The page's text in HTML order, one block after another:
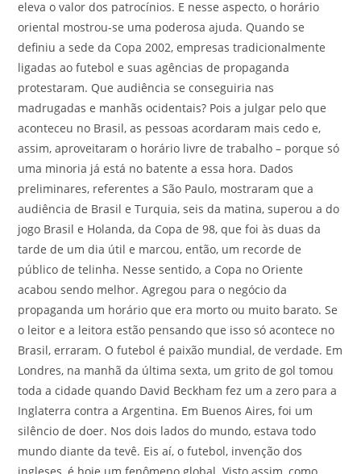
eleva o valor dos patrocínios. E nesse aspecto, o horário
oriental mostrou-se uma poderosa ajuda. Quando se
definiu a sede da Copa 2002, empresas tradicionalmente
ligadas ao futebol e suas agências de propaganda
protestaram. Que audiência se conseguiria nas
madrugadas e manhãs ocidentais? Pois a julgar pelo que
aconteceu no Brasil, as pessoas acordaram mais cedo e,
assim, aproveitaram o horário livre de trabalho – porque só
uma minoria já está no batente a essa hora. Dados
preliminares, referentes a São Paulo, mostraram que a
audiência de Brasil e Turquia, seis da matina, superou a do
jogo Brasil e Holanda, da Copa de 98, que foi às duas da
tarde de um dia útil e marcou, então, um recorde de
público de telinha. Nesse sentido, a Copa no Oriente
acabou sendo melhor. Agregou para o negócio da
propaganda um horário que era morto ou muito barato. Se
o leitor e a leitora estão pensando que isso só acontece no
Brasil, erraram. O futebol é paixão mundial, de verdade. Em
Londres, na manhã da última sexta, um grito de gol tomou
toda a cidade quando David Beckham fez um a zero para a
Inglaterra contra a Argentina. Em Buenos Aires, foi um
silêncio de doer. Nos dois lados do mundo, estava todo
mundo diante da tevê. Eis aí, o futebol, invenção dos